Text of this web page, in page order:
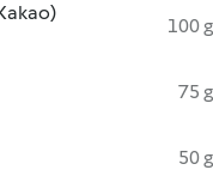
100 g
75 g
50 g